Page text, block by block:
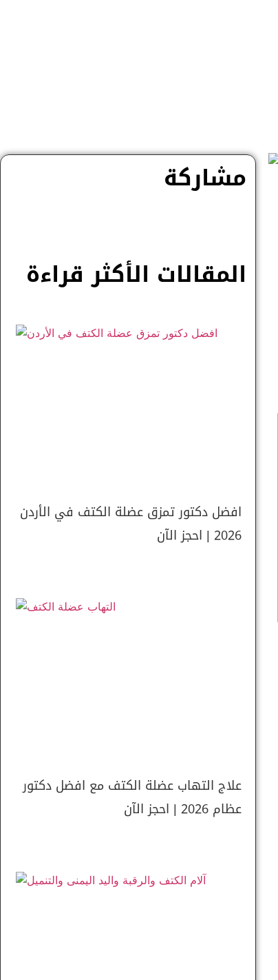
مشاركة
المقالات الأكثر قراءة
افضل دكتور تمزق عضلة الكتف في الأردن
2026 | احجز الآن
علاج التهاب عضلة الكتف مع افضل دكتور
عظام 2026 | احجز الآن